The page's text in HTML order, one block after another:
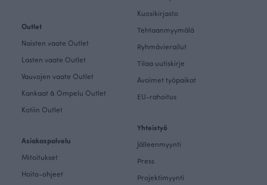
Outlet
Naisten vaate Outlet
Lasten vaate Outlet
Vauvojen vaate Outlet
Kankaat & Ompelu Outlet
Kotiin Outlet
Asiakaspalvelu
Mitoitukset
Hoito-ohjeet
Kuosikirjasto
Tehtaanmyymälä
Ryhmävierailut
Tilaa uutiskirje
Avoimet työpaikat
EU-rahoitus
Yhteistyö
Jälleenmyynti
Press
Projektimyynti